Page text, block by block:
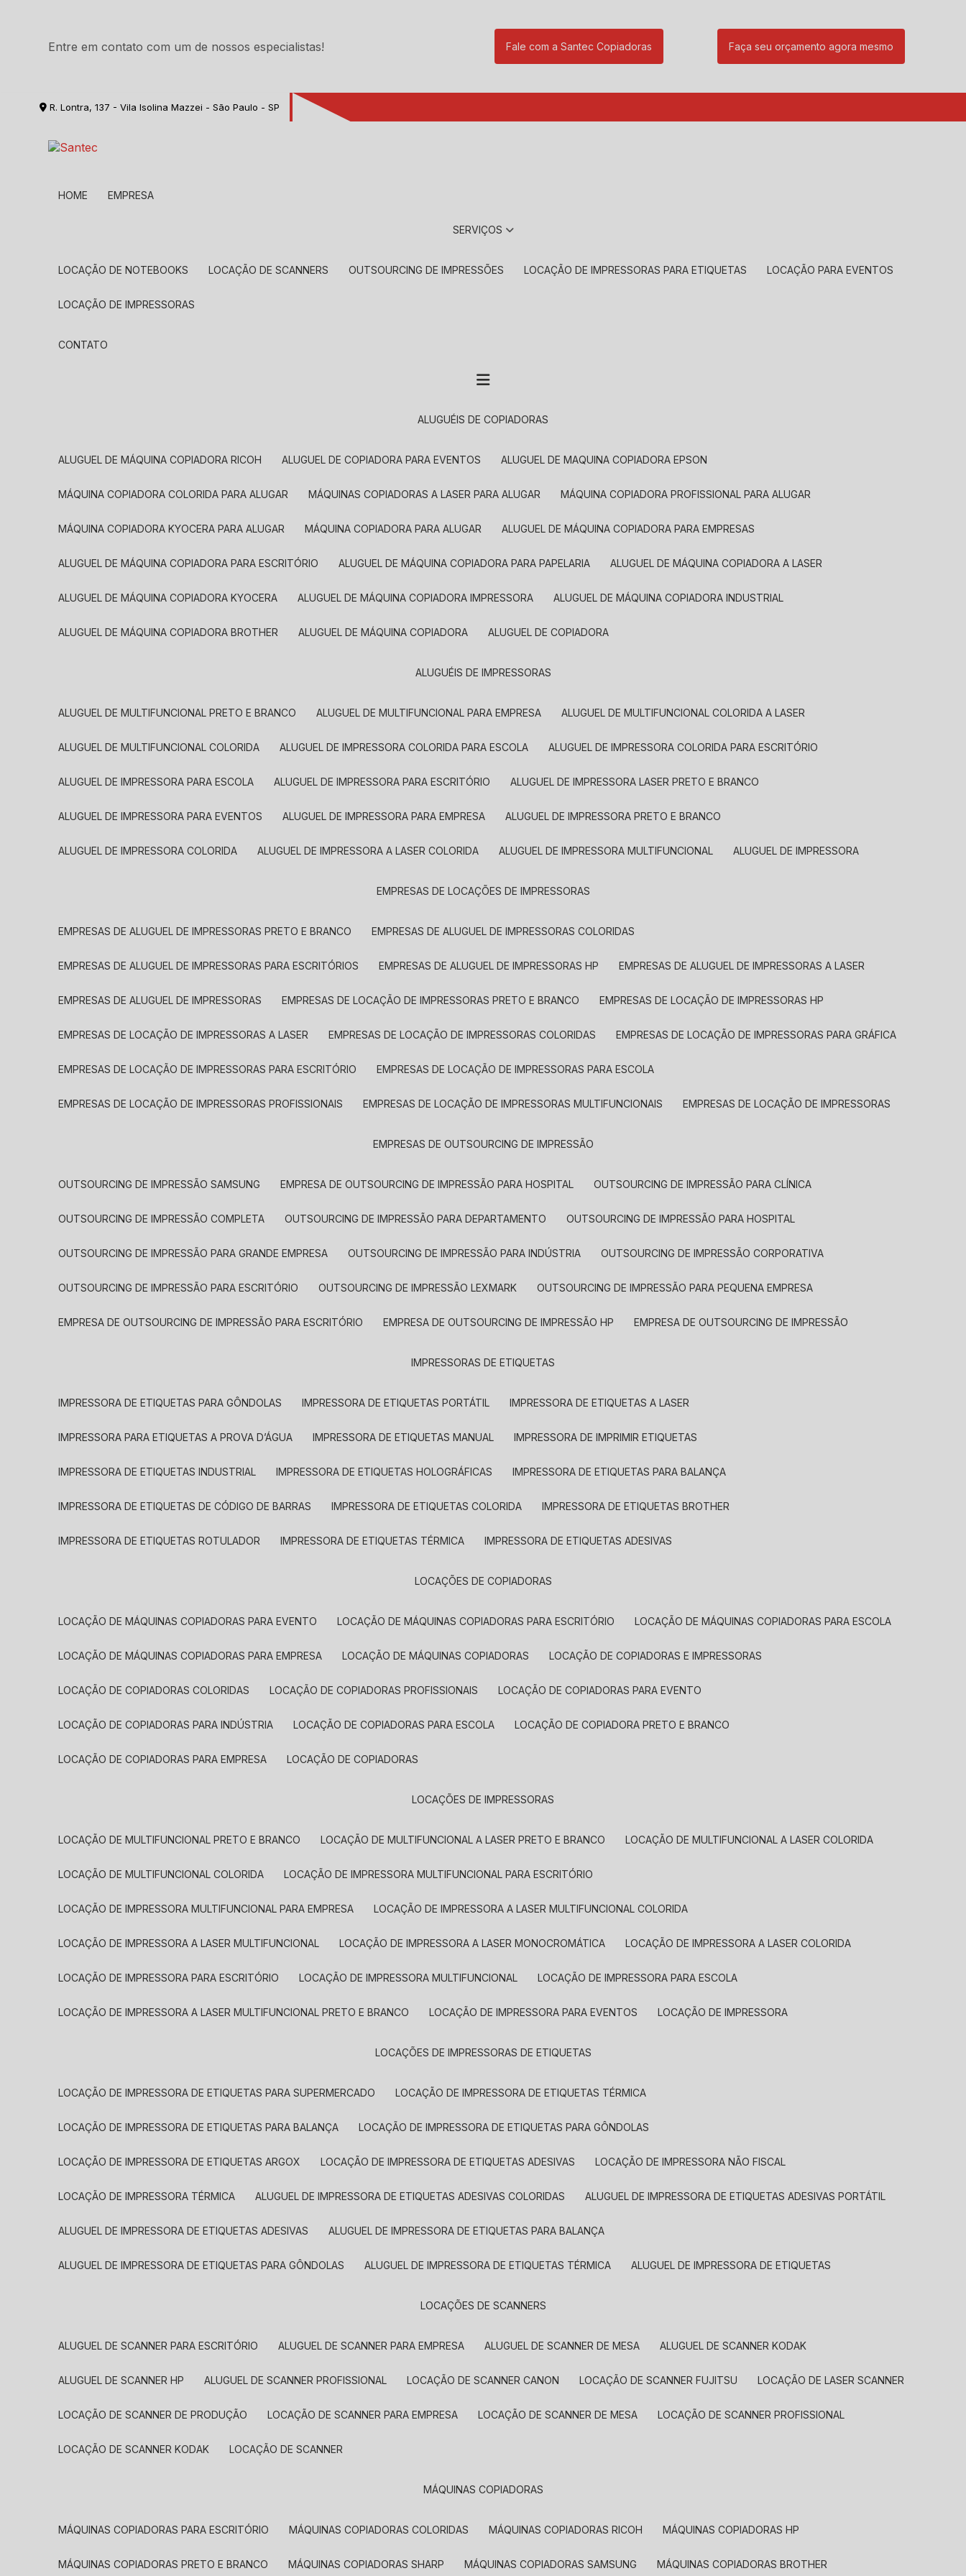
Entre em contato com um de nossos especialistas! Fale com a Santec Copiadoras Faça seu orçamento agora mesmo
R. Lontra, 137 - Vila Isolina Mazzei - São Paulo - SP
HOME EMPRESA
SERVIÇOS
LOCAÇÃO DE NOTEBOOKS LOCAÇÃO DE SCANNERS OUTSOURCING DE IMPRESSÕES LOCAÇÃO DE IMPRESSORAS PARA ETIQUETAS LOCAÇÃO PARA EVENTOS
LOCAÇÃO DE IMPRESSORAS
CONTATO
ALUGUÉIS DE COPIADORAS
ALUGUEL DE MÁQUINA COPIADORA RICOH ALUGUEL DE COPIADORA PARA EVENTOS ALUGUEL DE MAQUINA COPIADORA EPSON
MÁQUINA COPIADORA COLORIDA PARA ALUGAR MÁQUINAS COPIADORAS A LASER PARA ALUGAR MÁQUINA COPIADORA PROFISSIONAL PARA ALUGAR
MÁQUINA COPIADORA KYOCERA PARA ALUGAR MÁQUINA COPIADORA PARA ALUGAR ALUGUEL DE MÁQUINA COPIADORA PARA EMPRESAS
ALUGUEL DE MÁQUINA COPIADORA PARA ESCRITÓRIO ALUGUEL DE MÁQUINA COPIADORA PARA PAPELARIA ALUGUEL DE MÁQUINA COPIADORA A LASER
ALUGUEL DE MÁQUINA COPIADORA KYOCERA ALUGUEL DE MÁQUINA COPIADORA IMPRESSORA ALUGUEL DE MÁQUINA COPIADORA INDUSTRIAL
ALUGUEL DE MÁQUINA COPIADORA BROTHER ALUGUEL DE MÁQUINA COPIADORA ALUGUEL DE COPIADORA
ALUGUÉIS DE IMPRESSORAS
ALUGUEL DE MULTIFUNCIONAL PRETO E BRANCO ALUGUEL DE MULTIFUNCIONAL PARA EMPRESA ALUGUEL DE MULTIFUNCIONAL COLORIDA A LASER
ALUGUEL DE MULTIFUNCIONAL COLORIDA ALUGUEL DE IMPRESSORA COLORIDA PARA ESCOLA ALUGUEL DE IMPRESSORA COLORIDA PARA ESCRITÓRIO
ALUGUEL DE IMPRESSORA PARA ESCOLA ALUGUEL DE IMPRESSORA PARA ESCRITÓRIO ALUGUEL DE IMPRESSORA LASER PRETO E BRANCO
ALUGUEL DE IMPRESSORA PARA EVENTOS ALUGUEL DE IMPRESSORA PARA EMPRESA ALUGUEL DE IMPRESSORA PRETO E BRANCO
ALUGUEL DE IMPRESSORA COLORIDA ALUGUEL DE IMPRESSORA A LASER COLORIDA ALUGUEL DE IMPRESSORA MULTIFUNCIONAL ALUGUEL DE IMPRESSORA
EMPRESAS DE LOCAÇÕES DE IMPRESSORAS
EMPRESAS DE ALUGUEL DE IMPRESSORAS PRETO E BRANCO EMPRESAS DE ALUGUEL DE IMPRESSORAS COLORIDAS
EMPRESAS DE ALUGUEL DE IMPRESSORAS PARA ESCRITÓRIOS EMPRESAS DE ALUGUEL DE IMPRESSORAS HP EMPRESAS DE ALUGUEL DE IMPRESSORAS A LASER
EMPRESAS DE ALUGUEL DE IMPRESSORAS EMPRESAS DE LOCAÇÃO DE IMPRESSORAS PRETO E BRANCO EMPRESAS DE LOCAÇÃO DE IMPRESSORAS HP
EMPRESAS DE LOCAÇÃO DE IMPRESSORAS A LASER EMPRESAS DE LOCAÇÃO DE IMPRESSORAS COLORIDAS EMPRESAS DE LOCAÇÃO DE IMPRESSORAS PARA GRÁFICA
EMPRESAS DE LOCAÇÃO DE IMPRESSORAS PARA ESCRITÓRIO EMPRESAS DE LOCAÇÃO DE IMPRESSORAS PARA ESCOLA
EMPRESAS DE LOCAÇÃO DE IMPRESSORAS PROFISSIONAIS EMPRESAS DE LOCAÇÃO DE IMPRESSORAS MULTIFUNCIONAIS EMPRESAS DE LOCAÇÃO DE IMPRESSORAS
EMPRESAS DE OUTSOURCING DE IMPRESSÃO
OUTSOURCING DE IMPRESSÃO SAMSUNG EMPRESA DE OUTSOURCING DE IMPRESSÃO PARA HOSPITAL OUTSOURCING DE IMPRESSÃO PARA CLÍNICA
OUTSOURCING DE IMPRESSÃO COMPLETA OUTSOURCING DE IMPRESSÃO PARA DEPARTAMENTO OUTSOURCING DE IMPRESSÃO PARA HOSPITAL
OUTSOURCING DE IMPRESSÃO PARA GRANDE EMPRESA OUTSOURCING DE IMPRESSÃO PARA INDÚSTRIA OUTSOURCING DE IMPRESSÃO CORPORATIVA
OUTSOURCING DE IMPRESSÃO PARA ESCRITÓRIO OUTSOURCING DE IMPRESSÃO LEXMARK OUTSOURCING DE IMPRESSÃO PARA PEQUENA EMPRESA
EMPRESA DE OUTSOURCING DE IMPRESSÃO PARA ESCRITÓRIO EMPRESA DE OUTSOURCING DE IMPRESSÃO HP EMPRESA DE OUTSOURCING DE IMPRESSÃO
IMPRESSORAS DE ETIQUETAS
IMPRESSORA DE ETIQUETAS PARA GÔNDOLAS IMPRESSORA DE ETIQUETAS PORTÁTIL IMPRESSORA DE ETIQUETAS A LASER
IMPRESSORA PARA ETIQUETAS A PROVA D’ÁGUA IMPRESSORA DE ETIQUETAS MANUAL IMPRESSORA DE IMPRIMIR ETIQUETAS
IMPRESSORA DE ETIQUETAS INDUSTRIAL IMPRESSORA DE ETIQUETAS HOLOGRÁFICAS IMPRESSORA DE ETIQUETAS PARA BALANÇA
IMPRESSORA DE ETIQUETAS DE CÓDIGO DE BARRAS IMPRESSORA DE ETIQUETAS COLORIDA IMPRESSORA DE ETIQUETAS BROTHER
IMPRESSORA DE ETIQUETAS ROTULADOR IMPRESSORA DE ETIQUETAS TÉRMICA IMPRESSORA DE ETIQUETAS ADESIVAS
LOCAÇÕES DE COPIADORAS
LOCAÇÃO DE MÁQUINAS COPIADORAS PARA EVENTO LOCAÇÃO DE MÁQUINAS COPIADORAS PARA ESCRITÓRIO LOCAÇÃO DE MÁQUINAS COPIADORAS PARA ESCOLA
LOCAÇÃO DE MÁQUINAS COPIADORAS PARA EMPRESA LOCAÇÃO DE MÁQUINAS COPIADORAS LOCAÇÃO DE COPIADORAS E IMPRESSORAS
LOCAÇÃO DE COPIADORAS COLORIDAS LOCAÇÃO DE COPIADORAS PROFISSIONAIS LOCAÇÃO DE COPIADORAS PARA EVENTO
LOCAÇÃO DE COPIADORAS PARA INDÚSTRIA LOCAÇÃO DE COPIADORAS PARA ESCOLA LOCAÇÃO DE COPIADORA PRETO E BRANCO
LOCAÇÃO DE COPIADORAS PARA EMPRESA LOCAÇÃO DE COPIADORAS
LOCAÇÕES DE IMPRESSORAS
LOCAÇÃO DE MULTIFUNCIONAL PRETO E BRANCO LOCAÇÃO DE MULTIFUNCIONAL A LASER PRETO E BRANCO LOCAÇÃO DE MULTIFUNCIONAL A LASER COLORIDA
LOCAÇÃO DE MULTIFUNCIONAL COLORIDA LOCAÇÃO DE IMPRESSORA MULTIFUNCIONAL PARA ESCRITÓRIO
LOCAÇÃO DE IMPRESSORA MULTIFUNCIONAL PARA EMPRESA LOCAÇÃO DE IMPRESSORA A LASER MULTIFUNCIONAL COLORIDA
LOCAÇÃO DE IMPRESSORA A LASER MULTIFUNCIONAL LOCAÇÃO DE IMPRESSORA A LASER MONOCROMÁTICA LOCAÇÃO DE IMPRESSORA A LASER COLORIDA
LOCAÇÃO DE IMPRESSORA PARA ESCRITÓRIO LOCAÇÃO DE IMPRESSORA MULTIFUNCIONAL LOCAÇÃO DE IMPRESSORA PARA ESCOLA
LOCAÇÃO DE IMPRESSORA A LASER MULTIFUNCIONAL PRETO E BRANCO LOCAÇÃO DE IMPRESSORA PARA EVENTOS LOCAÇÃO DE IMPRESSORA
LOCAÇÕES DE IMPRESSORAS DE ETIQUETAS
LOCAÇÃO DE IMPRESSORA DE ETIQUETAS PARA SUPERMERCADO LOCAÇÃO DE IMPRESSORA DE ETIQUETAS TÉRMICA
LOCAÇÃO DE IMPRESSORA DE ETIQUETAS PARA BALANÇA LOCAÇÃO DE IMPRESSORA DE ETIQUETAS PARA GÔNDOLAS
LOCAÇÃO DE IMPRESSORA DE ETIQUETAS ARGOX LOCAÇÃO DE IMPRESSORA DE ETIQUETAS ADESIVAS LOCAÇÃO DE IMPRESSORA NÃO FISCAL
LOCAÇÃO DE IMPRESSORA TÉRMICA ALUGUEL DE IMPRESSORA DE ETIQUETAS ADESIVAS COLORIDAS ALUGUEL DE IMPRESSORA DE ETIQUETAS ADESIVAS PORTÁTIL
ALUGUEL DE IMPRESSORA DE ETIQUETAS ADESIVAS ALUGUEL DE IMPRESSORA DE ETIQUETAS PARA BALANÇA
ALUGUEL DE IMPRESSORA DE ETIQUETAS PARA GÔNDOLAS ALUGUEL DE IMPRESSORA DE ETIQUETAS TÉRMICA ALUGUEL DE IMPRESSORA DE ETIQUETAS
LOCAÇÕES DE SCANNERS
ALUGUEL DE SCANNER PARA ESCRITÓRIO ALUGUEL DE SCANNER PARA EMPRESA ALUGUEL DE SCANNER DE MESA ALUGUEL DE SCANNER KODAK
ALUGUEL DE SCANNER HP ALUGUEL DE SCANNER PROFISSIONAL LOCAÇÃO DE SCANNER CANON LOCAÇÃO DE SCANNER FUJITSU LOCAÇÃO DE LASER SCANNER
LOCAÇÃO DE SCANNER DE PRODUÇÃO LOCAÇÃO DE SCANNER PARA EMPRESA LOCAÇÃO DE SCANNER DE MESA LOCAÇÃO DE SCANNER PROFISSIONAL
LOCAÇÃO DE SCANNER KODAK LOCAÇÃO DE SCANNER
MÁQUINAS COPIADORAS
MÁQUINAS COPIADORAS PARA ESCRITÓRIO MÁQUINAS COPIADORAS COLORIDAS MÁQUINAS COPIADORAS RICOH MÁQUINAS COPIADORAS HP
MÁQUINAS COPIADORAS PRETO E BRANCO MÁQUINAS COPIADORAS SHARP MÁQUINAS COPIADORAS SAMSUNG MÁQUINAS COPIADORAS BROTHER